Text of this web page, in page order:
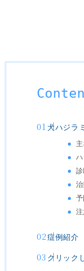
犬ハジラ
診
治
予
注
症例紹介
クリック